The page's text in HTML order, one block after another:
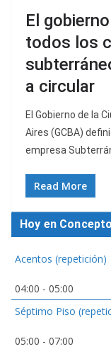
El
todos los
a circular
El Gobierno de la
Aires (GCBA)
empresa
Read More
Hoy en
Acentos (repetición)
04:00 - 05:00
Séptimo Piso
05:00 - 07:00